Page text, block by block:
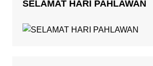
SELAMAT HARI PAHLAWAN